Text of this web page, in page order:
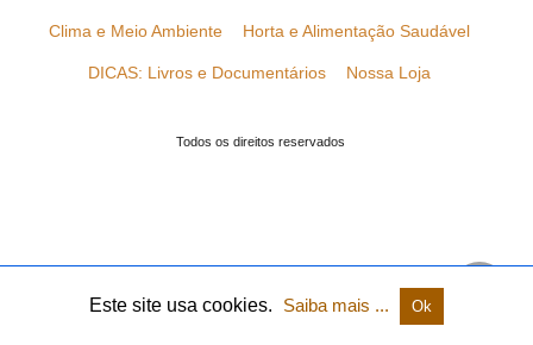
Clima e Meio Ambiente Horta e Alimentação Saudável
DICAS: Livros e Documentários Nossa Loja
Todos os direitos reservados
Este site usa cookies. Saiba mais ... Ok